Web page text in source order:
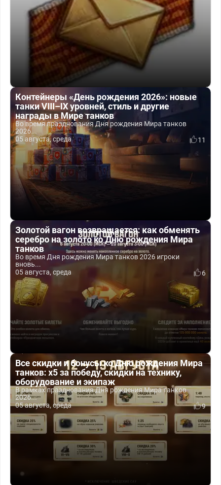
Контейнеры «День рождения 2026»: новые
танки VIII–IX уровней, стиль и другие
награды в Мире танков
Во время празднования Дня рождения Мира танков
2026...
05 августа, среда
11
Золотой вагон возвращается: как обменять
серебро на золото ко Дню рождения Мира
танков
Во время Дня рождения Мира танков 2026 игроки
вновь...
05 августа, среда
6
Все скидки и бонусы ко Дню рождения Мира
танков: x5 за победу, скидки на технику,
оборудование и экипаж
В рамках празднования Дня рождения Мира танков
2026...
05 августа, среда
9